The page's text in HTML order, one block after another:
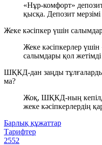
«Нұр-комфорт»
қысқа. Депозит
Жеке кәсіпкер үшін
Жеке кәсіпкерлер
салымдары қол жетімді
ШҚКД-дан заңды
ма?
Жоқ, ШҚКД-ның
жеке кәсіпкерлердің
Барлық құжаттар
Тарифтер
2552